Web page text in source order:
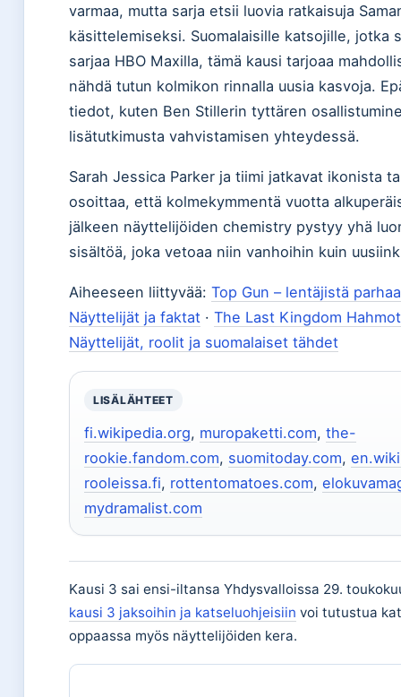
varmaa, mutta sarja etsii luovia ratkaisuja
käsittelemiseksi. Suomalaisille katsojille, jotka
sarjaa HBO Maxilla, tämä kausi tarjoaa
nähdä tutun kolmikon rinnalla uusia kasvoja.
tiedot, kuten Ben Stillerin tyttären
lisätutkimusta vahvistamisen yhteydessä.
Sarah Jessica Parker ja tiimi jatkavat ikonista
osoittaa, että kolmekymmentä vuotta
jälkeen näyttelijöiden chemistry pystyy yhä
sisältöä, joka vetoaa niin vanhoihin kuin
Aiheeseen liittyvää: Top Gun – lentäjistä
Näyttelijät ja faktat · The Last Kingdom
Näyttelijät, roolit ja suomalaiset tähdet
LISÄLÄHTEET
fi.wikipedia.org, muropaketti.com, the-
rookie.fandom.com, suomitoday.com,
rooleissa.fi, rottentomatoes.com,
mydramalist.com
Kausi 3 sai ensi-iltansa Yhdysvalloissa 29.
kausi 3 jaksoihin ja katseluohjeisiin voi tutustua
oppaassa myös näyttelijöiden kera.